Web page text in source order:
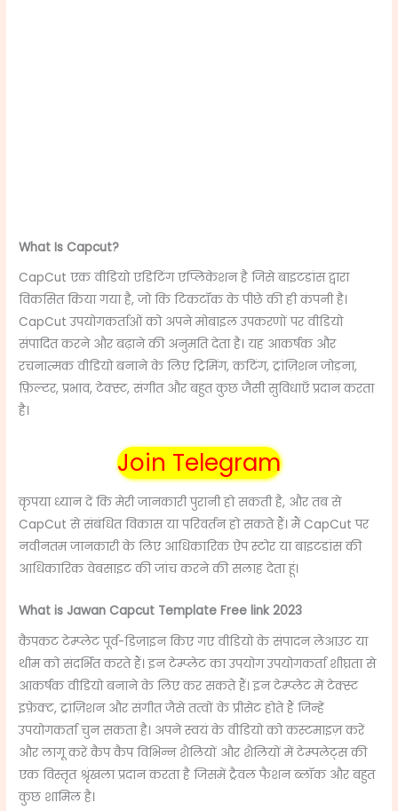
What Is Capcut?
CapCut एक वीडियो एडिटिंग एप्लिकेशन है जिसे बाइटडांस द्वारा
विकसित किया गया है, जो कि टिकटॉक के पीछे की ही कंपनी है।
CapCut उपयोगकर्ताओं को अपने मोबाइल उपकरणों पर वीडियो
संपादित करने और बढ़ाने की अनुमति देता है। यह आकर्षक और
रचनात्मक वीडियो बनाने के लिए ट्रिमिंग, कटिंग, ट्रांज़िशन जोड़ना,
फ़िल्टर, प्रभाव, टेक्स्ट, संगीत और बहुत कुछ जैसी सुविधाएँ प्रदान करता
है।
Join Telegram
कृपया ध्यान दें कि मेरी जानकारी पुरानी हो सकती है, और तब से
CapCut से संबंधित विकास या परिवर्तन हो सकते हैं। मैं CapCut पर
नवीनतम जानकारी के लिए आधिकारिक ऐप स्टोर या बाइटडांस की
आधिकारिक वेबसाइट की जांच करने की सलाह देता हूं।
What is Jawan Capcut Template Free link 2023
कैपकट टेम्प्लेट पूर्व-डिज़ाइन किए गए वीडियो के संपादन लेआउट या
थीम को संदर्भित करते हैं।इन टेम्प्लेट का उपयोग उपयोगकर्ता शीघ्रता से
आकर्षक वीडियो बनाने के लिए कर सकते हैं।इन टेम्प्लेट में टेक्स्ट
इफ़ेक्ट, ट्रांज़िशन और संगीत जैसे तत्वों के प्रीसेट होते हैं जिन्हें
उपयोगकर्ता चुन सकता है। अपने स्वयं के वीडियो को कस्टमाइज़ करें
और लागू करें कैप कैप विभिन्न शैलियों और शैलियों में टेम्पलेट्स की
एक विस्तृत श्रृंखला प्रदान करता है जिसमें ट्रैवल फैशन ब्लॉक और बहुत
कुछ शामिल है।